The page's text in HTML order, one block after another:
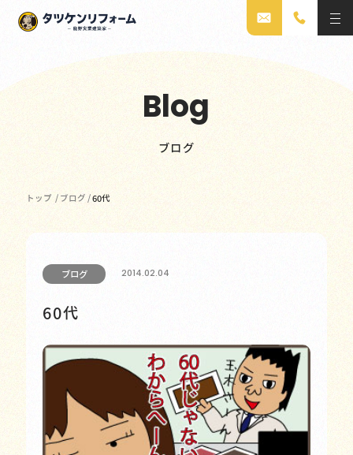
Blog
ブログ
トップ / ブログ /60代
ブログ 2014.02.04
60代